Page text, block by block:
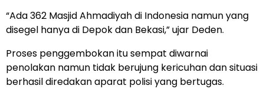
“Ada 362 Masjid Ahmadiyah di Indonesia namun yang
disegel hanya di Depok dan Bekasi,” ujar Deden.
Proses penggembokan itu sempat diwarnai
penolakan namun tidak berujung kericuhan dan situasi
berhasil diredakan aparat polisi yang bertugas.